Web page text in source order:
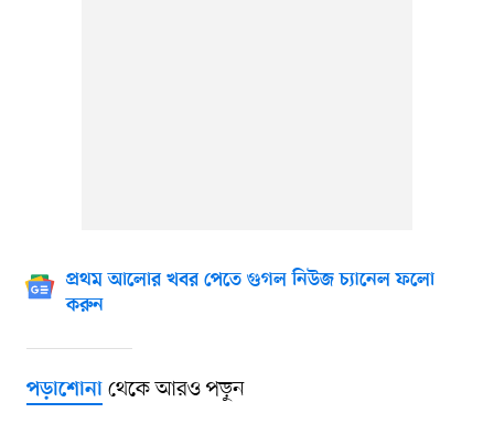
প্রথম আলোর খবর পেতে গুগল নিউজ চ্যানেল ফলো
করুন
পড়াশোনাথেকে আরও পড়ুন